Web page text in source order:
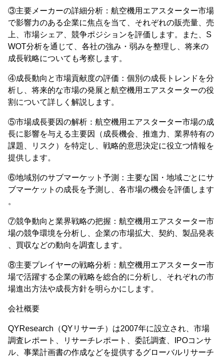
③主要メーカーの詳細分析：航空機用エアスターター市場
で影響力のある企業に焦点を当て、それぞれの販売量、売
上、市場シェア、競争ポジションを評価します。また、S
WOT分析を通じて、各社の強み・弱みを整理し、将来の
成長戦略についても考察します。
④成長動向と市場貢献度の評価：個別の成長トレンドを分
析し、将来的な市場の発展と航空機用エアスターターの役
割について詳しく解説します。
⑤市場成長要因の解析：航空機用エアスターター市場の成
長に影響を与える主要因（成長機会、推進力、業界特有の
課題、リスク）を特定し、戦略的意思決定に役立つ情報を
提供します。
⑥地域別のサブマーケット予測：主要な国・地域ごとにサ
ブマーケットの成長を予測し、各市場の機会を評価します
。
⑦競争動向と業界戦略の把握：航空機用エアスターター市
場の競争環境を分析し、企業の市場拡大、契約、製品発表
、買収などの動向を調査します。
⑧主要プレイヤーの戦略分析：航空機用エアスターター市
場で活躍する企業の戦略を総合的に分析し、それぞれの市
場進出方法や成長方針を明らかにします。
会社概要
QYResearch（QYリサーチ）は2007年に設立され、市場
調査レポート、リサーチレポート、委託調査、IPOコンサ
ル、事業計画書の作成などを提供するグローバルリサーチ